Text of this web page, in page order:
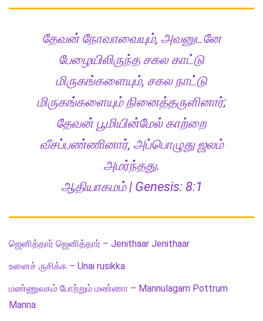
தேவன் நோவாவையும், அவனுடனே
பேழையிலிருந்த சகல காட்டு
மிருகங்களையும், சகல நாட்டு
மிருகங்களையும் நினைத்தருளினார்;
தேவன் பூமியின்மேல் காற்றை
வீசப்பண்ணினார், அப்பொழுது ஜலம்
அமர்ந்தது.
ஆதியாகமம் | Genesis: 8:1
ஜெனித்தார் ஜெனித்தார் – Jenithaar Jenithaar
உனைச் ருசிக்க – Unai rusikka
மண்ணுலகம் போற்றும் மண்ணா – Mannulagam Pottrum
Manna